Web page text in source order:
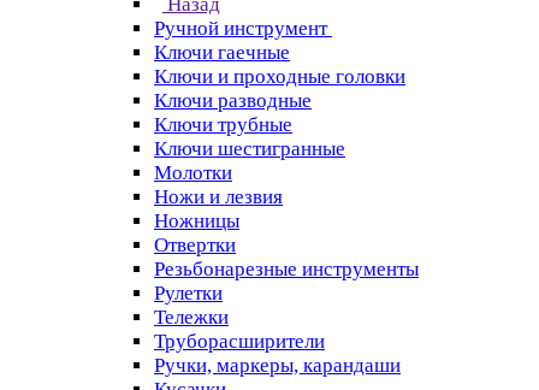
Ручной инструмент
Ключи гаечные
Ключи и проходные головки
Ключи разводные
Ключи трубные
Ключи шестигранные
Молотки
Ножи и лезвия
Ножницы
Отвертки
Резьбонарезные инструменты
Рулетки
Тележки
Труборасширители
Ручки, маркеры, карандаши